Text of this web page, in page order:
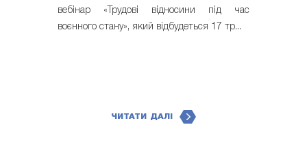
вебінар «Трудові відносини під час
воєнного стану», який відбудеться 17 тр...
ЧИТАТИ ДАЛІ